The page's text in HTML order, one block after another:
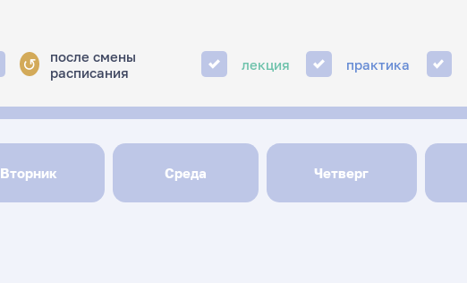
↺
после смены
расписания
лекция практика
Вторник Среда Четверг